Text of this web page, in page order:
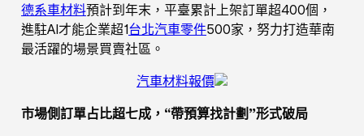
德系車材料預計到年末，平臺累計上架訂單超400個，
進駐AI才能企業超1台北汽車零件500家，努力打造華南
最活躍的場景買賣社區。
汽車材料報價
市場側訂單占比超七成，“帶預算找計劃”形式破局